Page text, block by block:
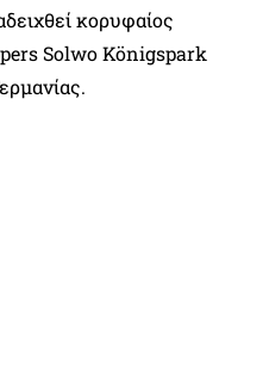
κορυφαίος
Solwo Königspark